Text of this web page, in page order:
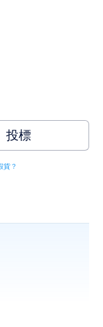
投標
貨？